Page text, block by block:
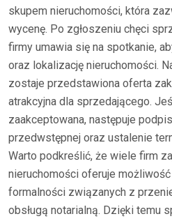
skupem nieruchomości, która
wycenę. Po zgłoszeniu chęci
firmy umawia się na spotkanie,
oraz lokalizację nieruchomości.
zostaje przedstawiona oferta
atrakcyjna dla sprzedającego.
zaakceptowana, następuje
przedwstępnej oraz ustalenie
Warto podkreślić, że wiele firm
nieruchomości oferuje
formalności związanych z
obsługą notarialną. Dzięki temu